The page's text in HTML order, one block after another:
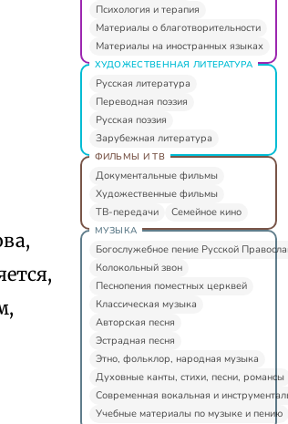
Психология и терапия
Материалы о благотворительности
Материалы на иностранных языках
ХУДОЖЕСТВЕННАЯ ЛИТЕРАТУРА
Русская литература
Переводная поэзия
Русская поэзия
Зарубежная литература
ФИЛЬМЫ И ТВ
Документальные фильмы
Художественные фильмы
ТВ-передачи
Семейное кино
МУЗЫКА
Богослужебное пение Русской
Колокольный звон
Песнопения поместных церквей
Классическая музыка
Авторская песня
Эстрадная песня
Этно, фольклор, народная музыка
Духовные канты, стихи, песни, романсы
Современная вокальная и
Учебные материалы по музыке и пению